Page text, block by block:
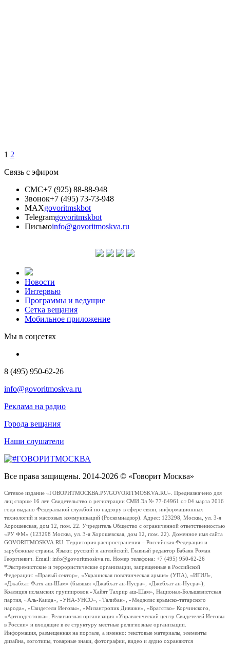
1 2
Связь с эфиром
СМС+7 (925) 88-88-948
Звонок+7 (495) 73-73-948
MAXgovoritmskbot
Telegramgovoritmskbot
Письмоinfo@govoritmoskva.ru
Новости
Интервью
Программы и ведущие
Сетка вещания
Мобильное приложение
Мы в соцсетях
8 (495) 950-62-26
info@govoritmoskva.ru
Реклама на радио
Города вещания
Наши слушатели
Все права защищены. 2014-2026 © «Говорит Москва»
Сетевое издание «ГОВОРИТМОСКВА.РУ/GOVORITMOSKVA.RU». Предназначено для
лиц старше 16 лет. Свидетельство о регистрации СМИ Эл № 77-64961 от 04 марта 2016
года выдано Федеральной службой по надзору в сфере связи, информационных
технологий и массовых коммуникаций (Роскомнадзор). Адрес: 123298, Москва, ул. 3-я
Хорошевская, дом 12, пом. 22. Учредитель Общество с ограниченной ответственностью
«РУ ФМ» (123298 Москва, ул. 3-я Хорошевская, дом 12, пом. 22). Доменное имя сайта
GOVORITMOSKVA.RU. Территория распространения – Российская Федерация и
зарубежные страны. Языки: русский и английский. Главный редактор Бабаян Роман
Георгиевич. Email: info@govoritmoskva.ru. Номер телефона: +7 (495) 950-62-26
*Экстремистские и террористические организации, запрещенные в Российской
Федерации: «Правый сектор», «Украинская повстанческая армия» (УПА), «ИГИЛ»,
«Джабхат Фатх аш-Шам» (бывшая «Джабхат ан-Нусра», «Джебхат ан-Нусра»),
Коалиция исламских группировок «Хайят Тахрир аш-Шам», Национал-Большевистская
партия, «Аль-Каида», «УНА-УНСО», «Талибан», «Меджлис крымско-татарского
народа», «Свидетели Иеговы», «Мизантропик Дивижн», «Братство» Корчинского,
«Артподготовка», Религиозная организация «Управленческий центр Свидетелей Иеговы
в России» и входящие в ее структуру местные религиозные организации.
Информация, размещенная на портале, а именно: текстовые материалы, элементы
дизайна, логотипы, товарные знаки, фотографии, видео и аудио охраняются